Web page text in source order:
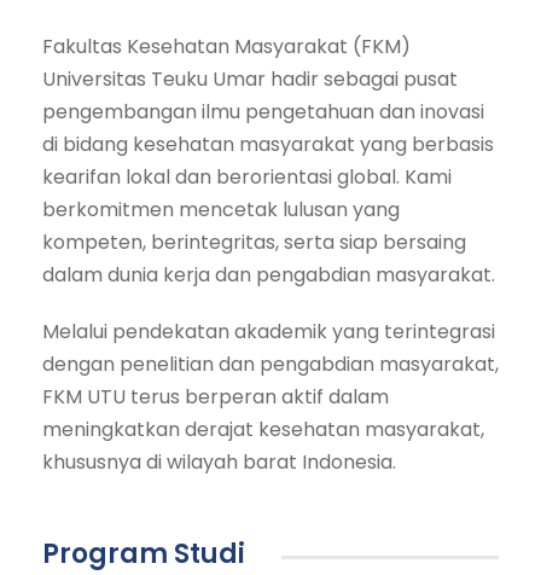
Fakultas Kesehatan Masyarakat (FKM)
Universitas Teuku Umar hadir sebagai pusat
pengembangan ilmu pengetahuan dan inovasi
di bidang kesehatan masyarakat yang berbasis
kearifan lokal dan berorientasi global. Kami
berkomitmen mencetak lulusan yang
kompeten, berintegritas, serta siap bersaing
dalam dunia kerja dan pengabdian masyarakat.
Melalui pendekatan akademik yang terintegrasi
dengan penelitian dan pengabdian masyarakat,
FKM UTU terus berperan aktif dalam
meningkatkan derajat kesehatan masyarakat,
khususnya di wilayah barat Indonesia.
Program Studi